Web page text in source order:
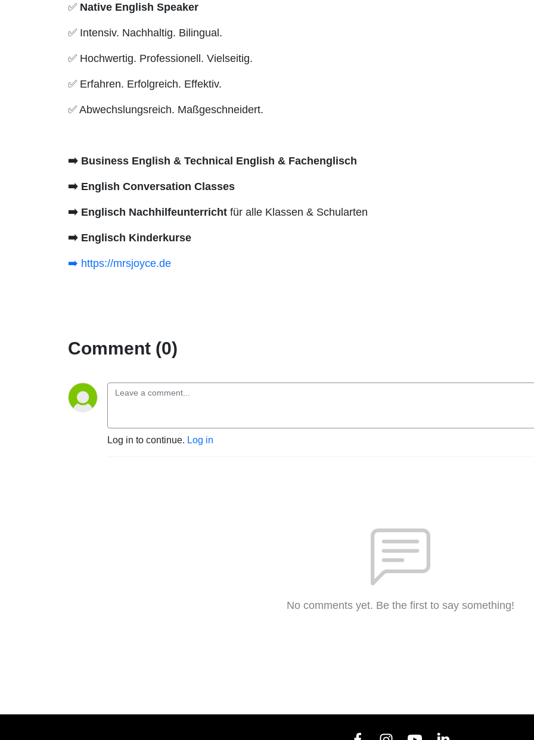
✅ Native English Speaker
✅ Intensiv. Nachhaltig. Bilingual.
✅ Hochwertig. Professionell. Vielseitig.
✅ Erfahren. Erfolgreich. Effektiv.
✅ Abwechslungsreich. Maßgeschneidert.
➡️ Business English & Technical English & Fachenglisch
➡️ English Conversation Classes
➡️ Englisch Nachhilfeunterricht für alle Klassen & Schularten
➡️ Englisch Kinderkurse
➡️ https://mrsjoyce.de
Comment (0)
Log in to continue. Log in
No comments yet. Be the first to say something!